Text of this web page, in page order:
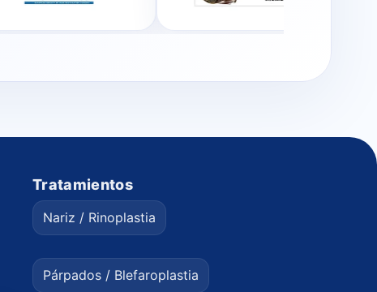
Tratamientos
Nariz / Rinoplastia
Párpados / Blefaroplastia